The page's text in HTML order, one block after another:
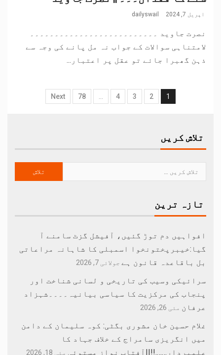
اپریل 7, 2024 dailyswail
نصرت جاوید ۔۔۔۔۔۔۔۔۔۔۔۔۔۔۔۔۔۔۔۔۔۔۔۔۔۔
لامتناہی سوالات کے جواب نہ مل پانے کی وجہ سے
ذہن گھبرا جائے تو عقل پر اعتبار...
1
2
3
4
…
78
Next
تلاش کریں
تازہ ترین
افواہیں دم توڑ گئیں، آفیشل گزٹ سامنے آ
گیا:خیبرپختونخوا اسمبلی کا شاہانہ مراعاتی
بل باقاعدہ قانون ہے جولائی 7, 2026
سرائیکی وسیب کی تاریخی و لسانی شناخت اور
پنجاب کی مرکزیت کا سیاسی بیانیہ۔۔۔۔شہزاد
عرفان مئی 26, 2026
غلام حسین خان مشوری بگٹی: کوہ سلیمان کے دامن
میں انگریزی سامراج کے خلاف جہاد کا
علمبردار…….!!||آفتاب نواز مستوئی مئی 18, 2026